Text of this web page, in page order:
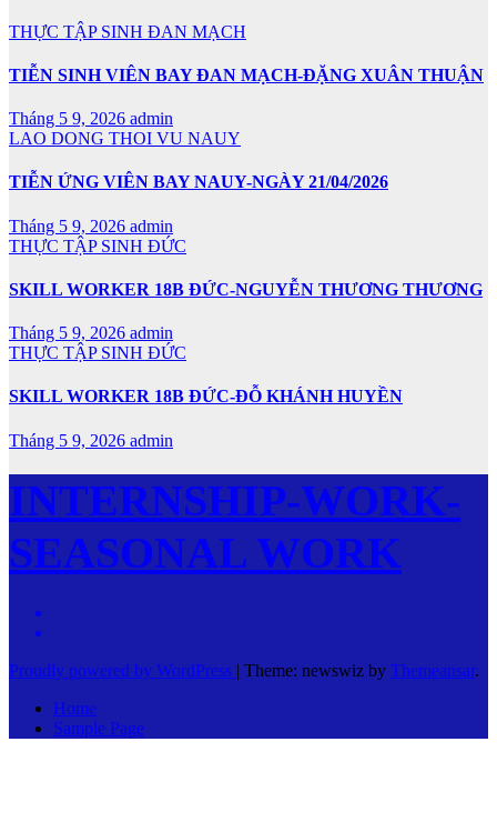
THỰC TẬP SINH ĐAN MẠCH
TIỄN SINH VIÊN BAY ĐAN MẠCH-ĐẶNG XUÂN THUẬN
Tháng 5 9, 2026 admin
LAO DONG THOI VU NAUY
TIỄN ỨNG VIÊN BAY NAUY-NGÀY 21/04/2026
Tháng 5 9, 2026 admin
THỰC TẬP SINH ĐỨC
SKILL WORKER 18B ĐỨC-NGUYỄN THƯƠNG THƯƠNG
Tháng 5 9, 2026 admin
THỰC TẬP SINH ĐỨC
SKILL WORKER 18B ĐỨC-ĐỖ KHÁNH HUYỀN
Tháng 5 9, 2026 admin
INTERNSHIP-WORK-
SEASONAL WORK
Proudly powered by WordPress | Theme: newswiz by Themeansar.
Home
Sample Page